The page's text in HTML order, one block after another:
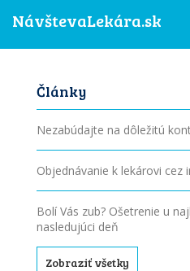
NávštevaLekára.sk
Články
Nezabúdajte na dôležitú
Objednávanie k lekárovi cez
Bolí Vás zub? Ošetrenie u
nasledujúci deň
Zobraziť všetky